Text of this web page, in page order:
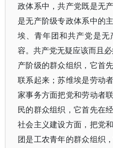
政体系中，共产党既是无
是无产阶级专政体系中的
埃、青年团和共产党是
容。共产党无疑应该而且
产阶级的群众组织，它首
联系起来；苏维埃是劳动
家事务方面把党和劳动者
民的群众组织，它首先在
社会主义建设方面，把党
团是工农青年的群众组织